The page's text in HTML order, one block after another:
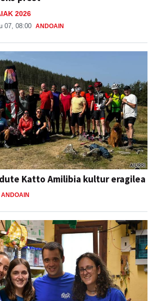
2026
07, 08:00 ANDOAIN
Katto Amilibia kultur eragilea
ANDOAIN